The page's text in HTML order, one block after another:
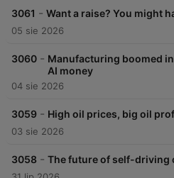
3061 - Want a raise? You might
05 sie 2026
3060 - Manufacturing boomed
AI money
04 sie 2026
3059 - High oil prices, big oil
03 sie 2026
3058 - The future of self-driving